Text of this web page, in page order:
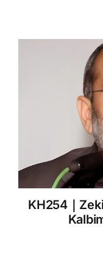
KH254｜